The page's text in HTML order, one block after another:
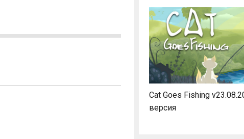
Cat Goes Fishing
версия